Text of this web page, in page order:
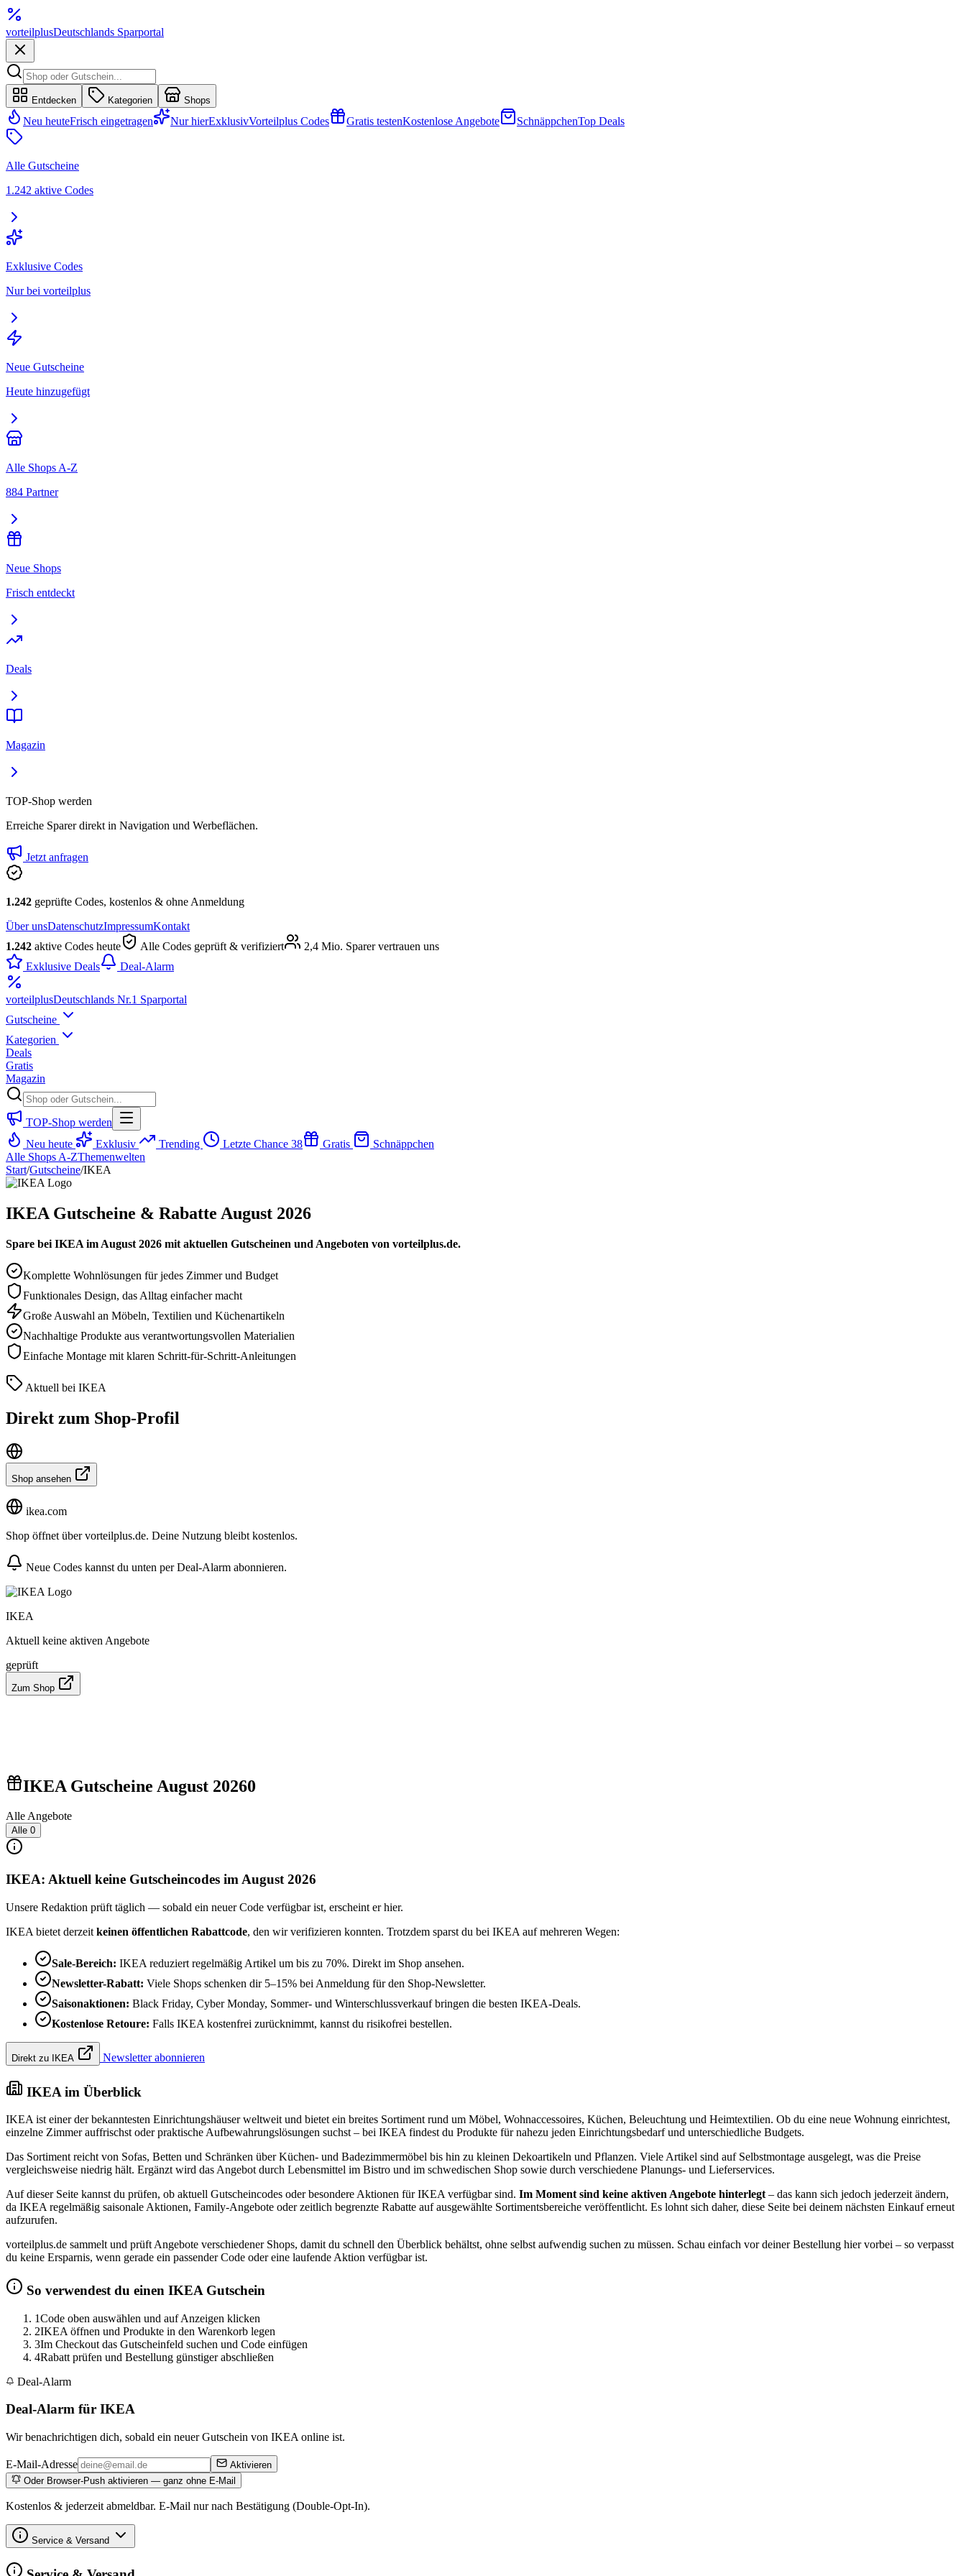
vorteilplusDeutschlands Sparportal
Entdecken Kategorien Shops
Neu heuteFrisch eingetragen Nur hierExklusivVorteilplus Codes Gratis testenKostenlose Angebote SchnäppchenTop Deals
Alle Gutscheine
1.242 aktive Codes
Exklusive Codes
Nur bei vorteilplus
Neue Gutscheine
Heute hinzugefügt
Alle Shops A-Z
884 Partner
Neue Shops
Frisch entdeckt
Deals
Magazin
TOP-Shop werden
Erreiche Sparer direkt in Navigation und Werbeflächen.
Jetzt anfragen
1.242 geprüfte Codes, kostenlos & ohne Anmeldung
Über unsDatenschutzImpressumKontakt
1.242 aktive Codes heute Alle Codes geprüft & verifiziert
2,4 Mio. Sparer vertrauen uns
Exklusive Deals
Deal-Alarm
vorteilplusDeutschlands Nr.1 Sparportal
Gutscheine
Kategorien
Deals
Gratis
Magazin
TOP-Shop werden
Neu heute
Exklusiv Trending Letzte Chance 38 Gratis
Schnäppchen
Alle Shops A-ZThemenwelten
Start/Gutscheine/IKEA
IKEA Gutscheine & Rabatte August 2026
Spare bei IKEA im August 2026 mit aktuellen Gutscheinen und Angeboten von vorteilplus.de.
Komplette Wohnlösungen für jedes Zimmer und Budget
Funktionales Design, das Alltag einfacher macht
Große Auswahl an Möbeln, Textilien und Küchenartikeln
Nachhaltige Produkte aus verantwortungsvollen Materialien
Einfache Montage mit klaren Schritt-für-Schritt-Anleitungen
Aktuell bei IKEA
Direkt zum Shop-Profil
Shop ansehen
ikea.com
Shop öffnet über vorteilplus.de. Deine Nutzung bleibt kostenlos.
Neue Codes kannst du unten per Deal-Alarm abonnieren.
IKEA
Aktuell keine aktiven Angebote
geprüft
Zum Shop
IKEA Gutscheine August 20260
Alle Angebote
Alle 0
IKEA: Aktuell keine Gutscheincodes im August 2026
Unsere Redaktion prüft täglich — sobald ein neuer Code verfügbar ist, erscheint er hier.
IKEA bietet derzeit keinen öffentlichen Rabattcode, den wir verifizieren konnten. Trotzdem sparst du bei IKEA auf mehreren Wegen:
Sale-Bereich: IKEA reduziert regelmäßig Artikel um bis zu 70%. Direkt im Shop ansehen.
Newsletter-Rabatt: Viele Shops schenken dir 5–15% bei Anmeldung für den Shop-Newsletter.
Saisonaktionen: Black Friday, Cyber Monday, Sommer- und Winterschlussverkauf bringen die besten IKEA-Deals.
Kostenlose Retoure: Falls IKEA kostenfrei zurücknimmt, kannst du risikofrei bestellen.
Direkt zu IKEA Newsletter abonnieren
IKEA im Überblick
IKEA ist einer der bekanntesten Einrichtungshäuser weltweit und bietet ein breites Sortiment rund um Möbel, Wohnaccessoires, Küchen, Beleuchtung und Heimtextilien. Ob du eine neue Wohnung einrichtest,
einzelne Zimmer auffrischst oder praktische Aufbewahrungslösungen suchst – bei IKEA findest du Produkte für nahezu jeden Einrichtungsbedarf und unterschiedliche Budgets.
Das Sortiment reicht von Sofas, Betten und Schränken über Küchen- und Badezimmermöbel bis hin zu kleinen Dekoartikeln und Pflanzen. Viele Artikel sind auf Selbstmontage ausgelegt, was die Preise
vergleichsweise niedrig hält. Ergänzt wird das Angebot durch Lebensmittel im Bistro und im schwedischen Shop sowie durch verschiedene Planungs- und Lieferservices.
Auf dieser Seite kannst du prüfen, ob aktuell Gutscheincodes oder besondere Aktionen für IKEA verfügbar sind. Im Moment sind keine aktiven Angebote hinterlegt – das kann sich jedoch jederzeit ändern,
da IKEA regelmäßig saisonale Aktionen, Family-Angebote oder zeitlich begrenzte Rabatte auf ausgewählte Sortimentsbereiche veröffentlicht. Es lohnt sich daher, diese Seite bei deinem nächsten Einkauf erneut
aufzurufen.
vorteilplus.de sammelt und prüft Angebote verschiedener Shops, damit du schnell den Überblick behältst, ohne selbst aufwendig suchen zu müssen. Schau einfach vor deiner Bestellung hier vorbei – so verpasst
du keine Ersparnis, wenn gerade ein passender Code oder eine laufende Aktion verfügbar ist.
So verwendest du einen IKEA Gutschein
1Code oben auswählen und auf Anzeigen klicken
2IKEA öffnen und Produkte in den Warenkorb legen
3Im Checkout das Gutscheinfeld suchen und Code einfügen
4Rabatt prüfen und Bestellung günstiger abschließen
Deal-Alarm
Deal-Alarm für IKEA
Wir benachrichtigen dich, sobald ein neuer Gutschein von IKEA online ist.
E-Mail-Adresse
Aktivieren
Oder Browser-Push aktivieren — ganz ohne E-Mail
Kostenlos & jederzeit abmeldbar. E-Mail nur nach Bestätigung (Double-Opt-In).
Service & Versand